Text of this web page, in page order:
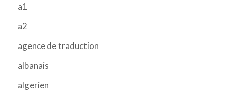
a1
a2
agence de traduction
albanais
algerien